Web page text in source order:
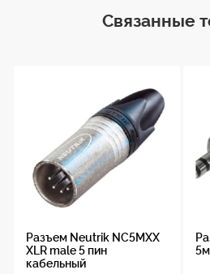
Позолоченный
Совместимость
Hi-Fi, студийное,
аудиооборудование
Производитель
Связанные
Разъем Neutrik NC5MXX
XLR male 5 пин
кабельный